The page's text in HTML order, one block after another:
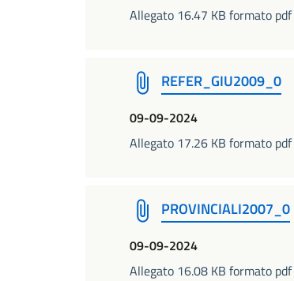
Allegato 16.47 KB formato pdf
REFER_GIU2009_0
09-09-2024
Allegato 17.26 KB formato pdf
PROVINCIALI2007_0
09-09-2024
Allegato 16.08 KB formato pdf